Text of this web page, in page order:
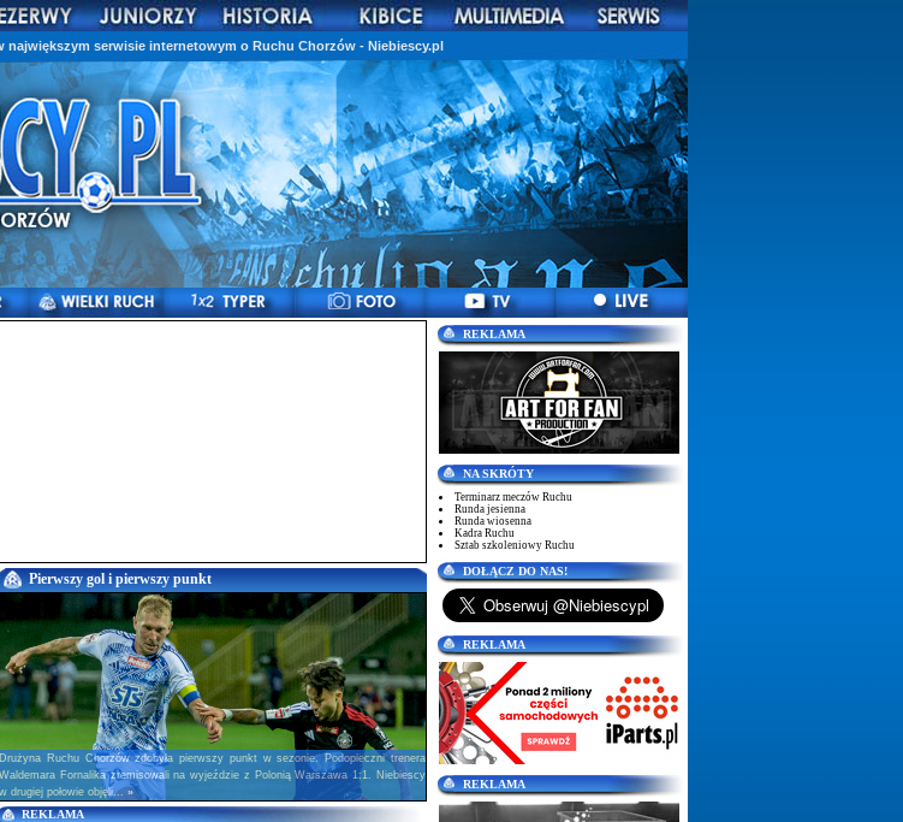
największym serwisie internetowym o Ruchu Chorzów - Niebiescy.pl
Pierwszy gol i pierwszy punkt
Drużyna Ruchu Chorzów zdobyła pierwszy punkt w sezonie. Podopieczni trenera
Waldemara Fornalika zremisowali na wyjeździe z Polonią Warszawa 1:1. Niebiescy
w drugiej połowie objęli... »
REKLAMA
REKLAMA
NA SKRÓTY
Terminarz meczów Ruchu
Runda jesienna
Runda wiosenna
Kadra Ruchu
Sztab szkoleniowy Ruchu
DOŁĄCZ DO NAS!
REKLAMA
REKLAMA